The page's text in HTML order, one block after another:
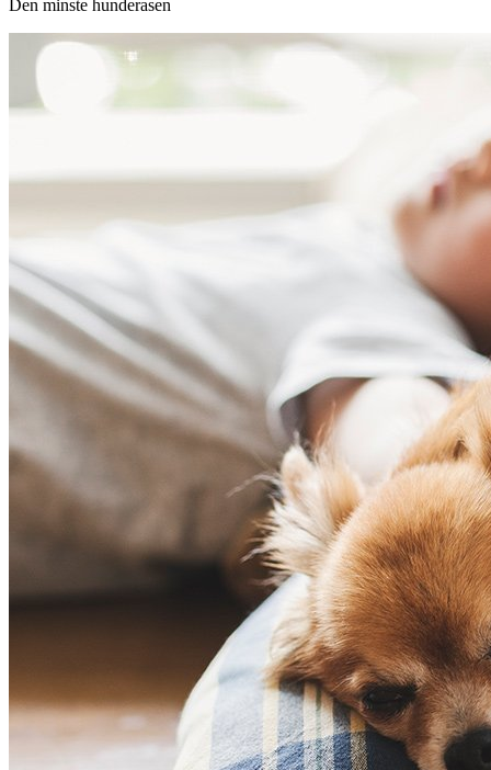
Den minste hunderasen